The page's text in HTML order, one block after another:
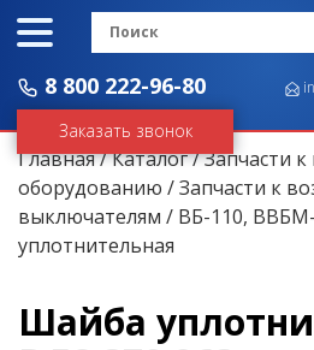
8 800 222-96-80
Заказать звонок
Главная/Каталог/Запчасти
оборудованию /Запчасти к
выключателям / ВБ-110,
уплотнительная
Шайба